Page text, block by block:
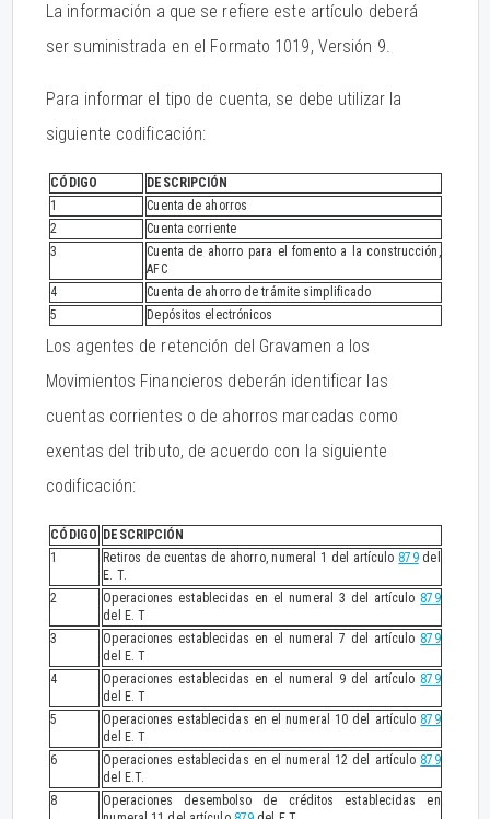
La información a que se refiere este artículo deberá
ser suministrada en el Formato 1019, Versión 9.
Para informar el tipo de cuenta, se debe utilizar la
siguiente codificación:
CÓDIGO
DESCRIPCIÓN
1
Cuenta de ahorros
2
Cuenta corriente
3
Cuenta de ahorro para el fomento a la construcción,
AFC
4
Cuenta de ahorro de trámite simplificado
5
Depósitos electrónicos
Los agentes de retención del Gravamen a los
Movimientos Financieros deberán identificar las
cuentas corrientes o de ahorros marcadas como
exentas del tributo, de acuerdo con la siguiente
codificación:
CÓDIGO DESCRIPCIÓN
1
Retiros de cuentas de ahorro, numeral 1 del artículo 879del
E. T.
2
Operaciones establecidas en el numeral 3 del artículo 879
del E. T
3
Operaciones establecidas en el numeral 7 del artículo 879
del E. T
4
Operaciones establecidas en el numeral 9 del artículo 879
del E. T
5
Operaciones establecidas en el numeral 10 del artículo 879
del E. T
6
Operaciones establecidas en el numeral 12 del artículo 879
del E.T.
8
Operaciones desembolso de créditos establecidas en